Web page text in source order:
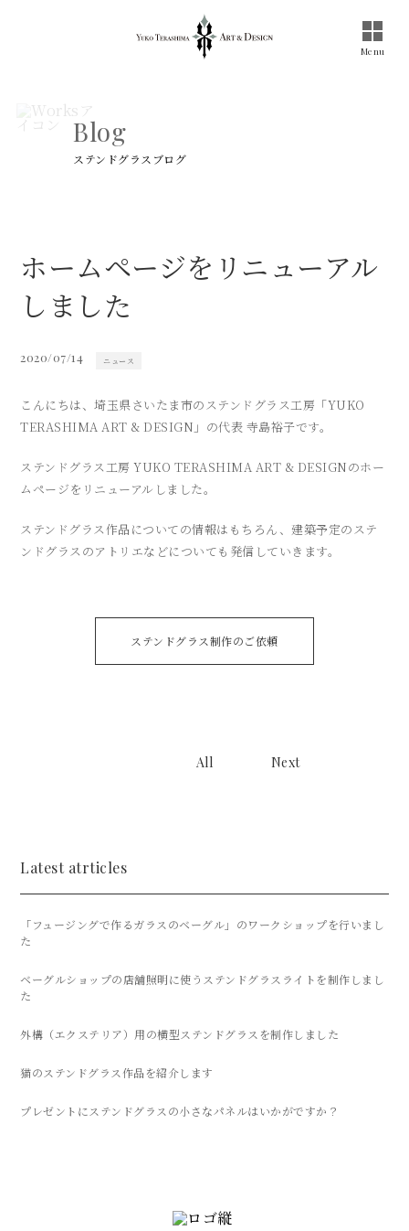
Menu
Blog
ステンドグラスブログ
ホームページをリニューアル
しました
2020/07/14 ニュース
こんにちは、埼玉県さいたま市のステンドグラス工房「YUKO
TERASHIMA ART & DESIGN」の代表 寺島裕子です。
ステンドグラス工房 YUKO TERASHIMA ART & DESIGNのホー
ムページをリニューアルしました。
ステンドグラス作品についての情報はもちろん、建築予定のステ
ンドグラスのアトリエなどについても発信していきます。
ステンドグラス制作のご依頼
All Next
Latest atrticles
「フュージングで作るガラスのベーグル」のワークショップを行いまし
た
ベーグルショップの店舗照明に使うステンドグラスライトを制作しまし
た
外構（エクステリア）用の横型ステンドグラスを制作しました
猫のステンドグラス作品を紹介します
プレゼントにステンドグラスの小さなパネルはいかがですか？